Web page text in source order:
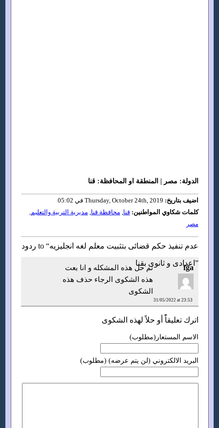
الدولة: مصر | المنطقة او المحافظة: قنا
اضيف بتاريخ:
كلمات شكاوي المواطنين: قنا, محافظة قنا, مديرية التربية والتعليم,
مصر
ردود to “عدم تنفيذ حكم قضائى بتثبيت معلم لغه انجليزيه
اعدادى و ثانوى بقنا”
fga
31/05/2022 at 23:53
تم حل هذه المشكله و انا بعت
هذه الشكوى الرجاء حذف هذه
الشكوى
اترك تعليقاًً أو حلاً لهذه الشكوى
الاسم المستعار(مطلوب)
البريد الالكتروني (لن يتم عرضه) (مطلوب)